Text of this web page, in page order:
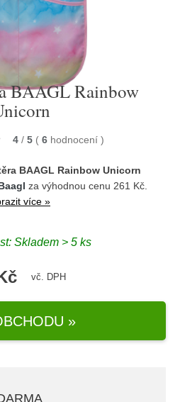
BAAGL Rainbow
4 / 5 ( 6 hodnocení )
BAAGL Rainbow Unicorn
za výhodnou cenu 261 Kč.
více »
Skladem > 5 ks
vč. DPH
»